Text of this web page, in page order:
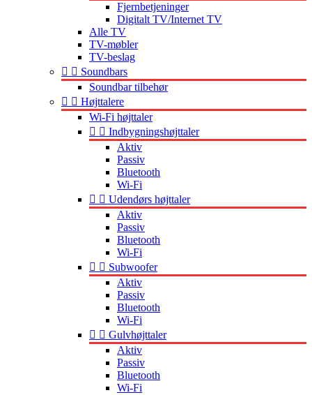
Fjernbetjeninger
Digitalt TV/Internet TV
Alle TV
TV-møbler
TV-beslag
  Soundbars
Soundbar tilbehør
  Højttalere
Wi-Fi højttaler
  Indbygningshøjttaler
Aktiv
Passiv
Bluetooth
Wi-Fi
  Udendørs højttaler
Aktiv
Passiv
Bluetooth
Wi-Fi
  Subwoofer
Aktiv
Passiv
Bluetooth
Wi-Fi
  Gulvhøjttaler
Aktiv
Passiv
Bluetooth
Wi-Fi